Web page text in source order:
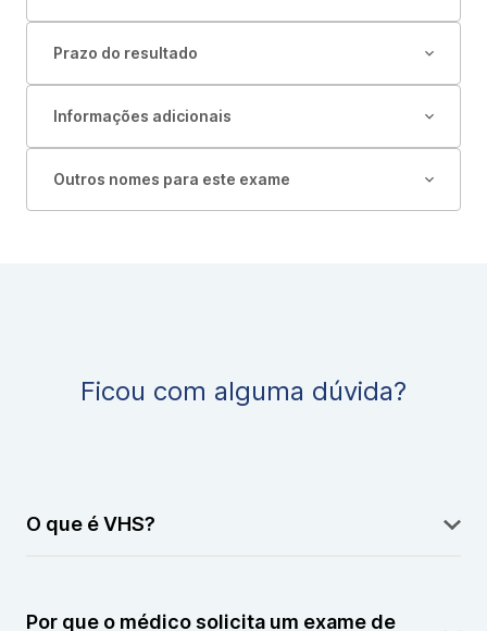
Prazo do resultado
Informações adicionais
Outros nomes para este exame
Ficou com alguma dúvida?
O que é VHS?
mede o quão rapidamente os glóbulos vermelhos se
Por que o médico solicita um exame de